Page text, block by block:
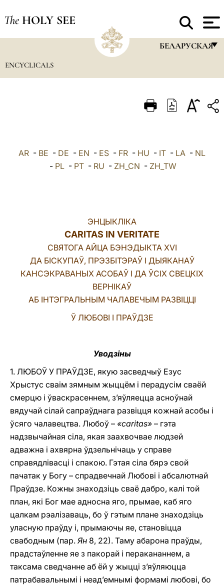
The HOLY SEE
БЕЛАРУСКАЯ
ITALIANO
DEUTSCH
LATINE
ENCYCLICALS
AR - BE - DE - EN - ES - FR - HU - IT - LA - NL
- PL - PT - RU - ZH_CN - ZH_TW
ЭНЦЫКЛІКА
CARITAS IN VERITATE
СВЯТОГА АЙЦА БЭНЭДЫКТА ХVІ
ДА БІСКУПАЎ, ПРЭЗБІТЭРАЎ І ДЫЯКАНАЎ
КАНСЭКРАВАНЫХ АСОБАЎ І ДА ЎСІХ СВЕЦКІХ
ВЕРНІКАЎ
АБ ІНТЭГРАЛЬНЫМ ЧАЛАВЕЧЫМ РАЗВІЦЦІ
Ў ЛЮБОВІ І ПРАЎДЗЕ
Уводзіны
1. ЛЮБОЎ У ПРАЎДЗЕ, якую засведчыў Езус
Хрыстус сваім зямным жыццём і перадусім сваёй
смерцю і ўваскрасеннем, з’яўляецца асноўнай
вядучай сілай сапраўднага развіцця кожнай асобы i
ўсяго чалавецтва. Любоў – «caritas» – гэта
надзвычайная сіла, якая заахвочвае людзей
адважна i ахвярна ўдзельнічаць у справе
справядлівасці i спакою. Гэтая сіла бярэ свой
пачатак у Богу – спрадвечнай Любові i абсалютнай
Праўдзе. Кожны знаходзіць сваё дабро, калі той
план, які Бог мае адносна яго, прымае, каб яго
цалкам рэалізаваць, бо ў гэтым плане знаходзіць
уласную праўду і, прымаючы яе, становіцца
свабодным (пар. Ян 8, 22). Таму абарона праўды,
прадстаўленне яе з пакорай i перакананнем, а
таксама сведчанне аб ёй у жыцці з’яўляюцца
патрабавальнымі i неад’емнымі формамі любові, бо